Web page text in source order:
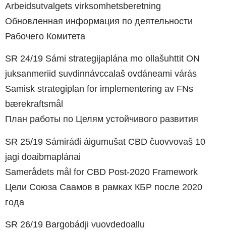
Arbeidsutvalgets virksomhetsberetning
Обновленная информация по деятельности
Рабочего Комитета
SR 24/19 Sámi strategijaplána mo ollašuhttit ON
juksanmeriid suvdinnávccalaš ovdáneami várás
Samisk strategiplan for implementering av FNs
bærekraftsmål
План работы по Целям устойчивого развития
SR 25/19 Sámiráđi áigumušat CBD čuovvovaš 10
jagi doaibmaplánai
Samerådets mål for CBD Post-2020 Framework
Цели Cоюза Саамов в рамках КБР после 2020
года
SR 26/19 Bargobádji vuovdedoallu